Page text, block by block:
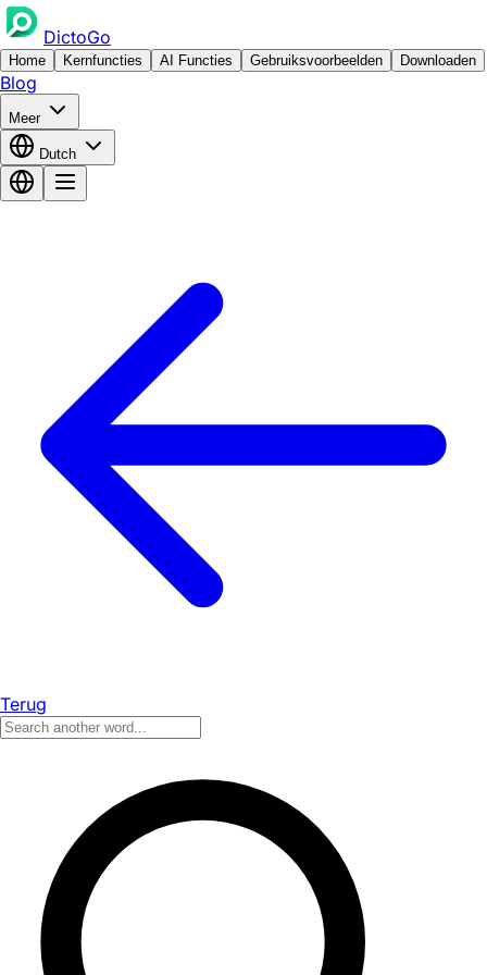
DictoGo
Home Kernfuncties AI Functies Gebruiksvoorbeelden Downloaden
Blog
Meer
Dutch
Terug